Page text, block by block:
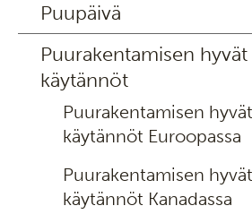
Puupäivä
Puurakentamisen hyvät
käytännöt
Puurakentamisen hyvät
käytännöt Euroopassa
Puurakentamisen hyvät
käytännöt Kanadassa